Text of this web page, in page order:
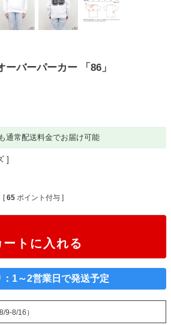
バーパーカー 「86」
通常配送料金でお届け可能
[ 65 ポイント付与 ]
ートに入れる
1～2営業日で発送予定
9-8/16）